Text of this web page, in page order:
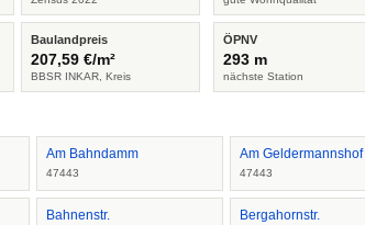
Baulandpreis
207,59 €/m²
BBSR INKAR, Kreis
ÖPNV
293 m
nächste Station
Am Bahndamm
47443
Am Geldermannshof
47443
Bahnenstr. Bergahornstr.